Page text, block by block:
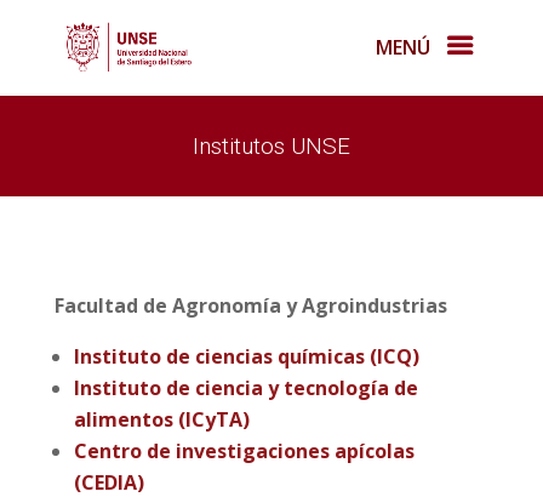
MENÚ
Institutos UNSE
Facultad de Agronomía y Agroindustrias
Instituto de ciencias químicas (ICQ)
Instituto de ciencia y tecnología de
alimentos (ICyTA)
Centro de investigaciones apícolas
(CEDIA)